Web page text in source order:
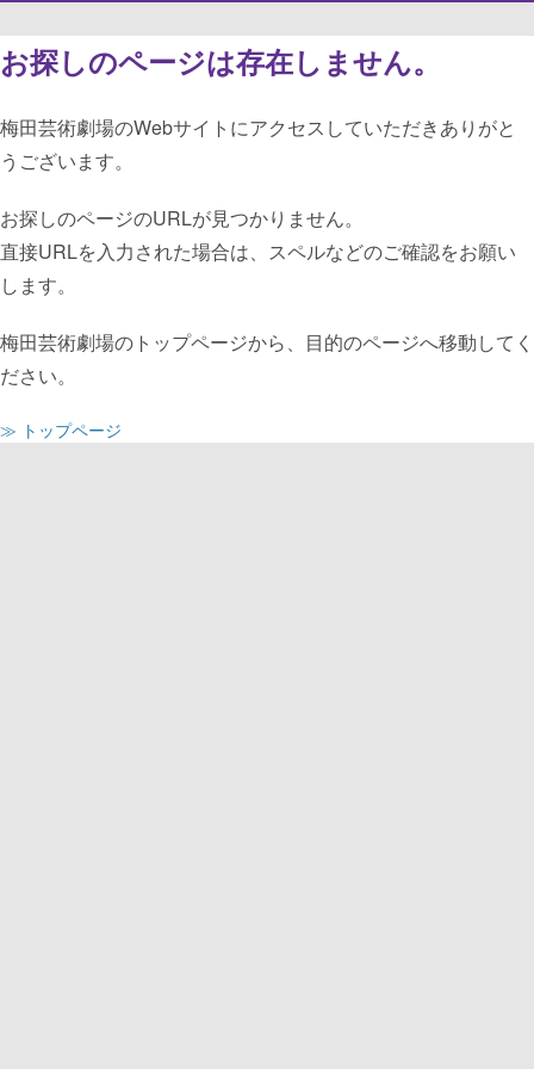
お探しのページは存在しません。
梅田芸術劇場のWebサイトにアクセスしていただきありがと
うございます。
お探しのページのURLが見つかりません。
直接URLを入力された場合は、スペルなどのご確認をお願い
します。
梅田芸術劇場のトップページから、目的のページへ移動してく
ださい。
≫ トップページ